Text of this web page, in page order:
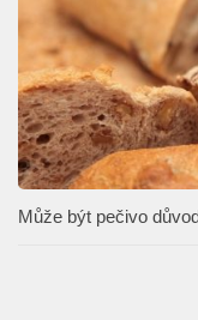
Může být pečivo